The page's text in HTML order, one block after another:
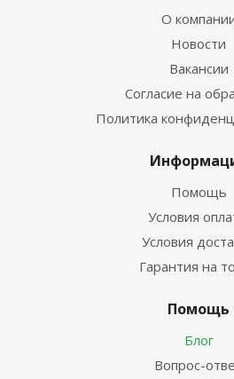
О
Новости
Вакансии
Согласие на
Политика
Помощь
Условия
Условия
Гарантия на
Помощь
Блог
Вопрос-